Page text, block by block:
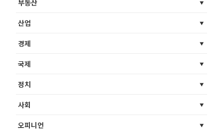
부동산
산업
경제
국제
정치
사회
오피니언